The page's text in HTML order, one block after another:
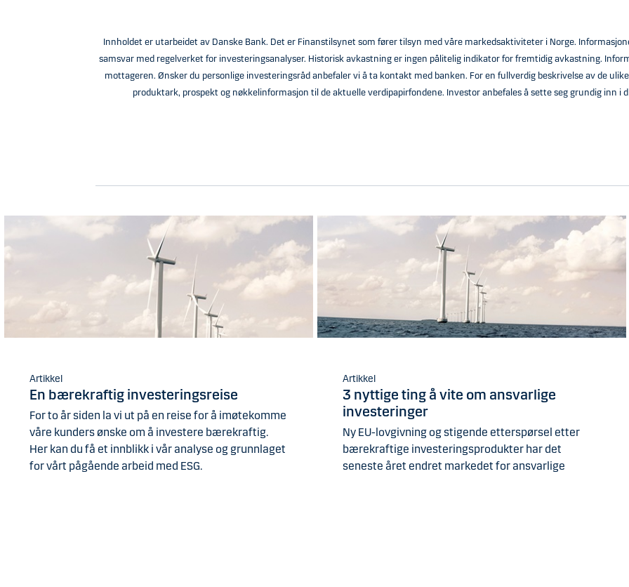
Innholdet er utarbeidet av Danske Bank. Det er Finanstilsynet som fører tilsyn med våre markedsaktiviteter i Norge.
samsvar med regelverket for investeringsanalyser. Historisk avkastning er ingen pålitelig indikator for fremtidig avkastning.
mottageren. Ønsker du personlige investeringsråd anbefaler vi å ta kontakt med banken. For en fullverdig beskrivelse av de
produktark, prospekt og nøkkelinformasjon til de aktuelle verdipapirfondene. Investor anbefales å sette seg grundig inn i
Artikkel
En bærekraftig investeringsreise
For to år siden la vi ut på en reise for å imøtekomme
våre kunders ønske om å investere bærekraftig.
Her kan du få et innblikk i vår analyse og grunnlaget
for vårt pågående arbeid med ESG.
Artikkel
3 nyttige ting å vite om ansvarlige
investeringer
Ny EU-lovgivning og stigende etterspørsel etter
bærekraftige investeringsprodukter har det
seneste året endret markedet for ansvarlige